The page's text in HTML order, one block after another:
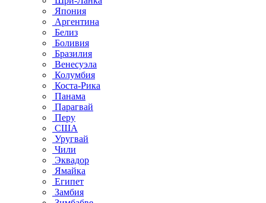
Япония
Аргентина
Белиз
Боливия
Бразилия
Венесуэла
Колумбия
Коста-Рика
Панама
Парагвай
Перу
США
Уругвай
Чили
Эквадор
Ямайка
Египет
Замбия